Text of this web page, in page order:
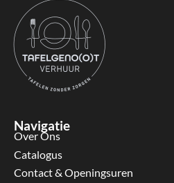
Navigatie
Over Ons
Catalogus
Contact & Openingsuren